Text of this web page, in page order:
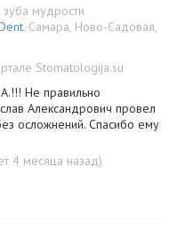
мудрости
, Самара, Ново-Садовая,
Stomatologija.su
Не правильно
Александрович провел
осложнений. Спасибо ему
4 месяца назад)